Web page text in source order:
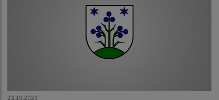
23.10.2023